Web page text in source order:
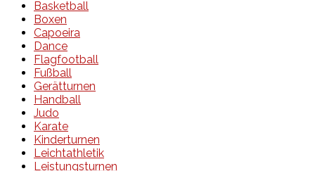
Basketball
Boxen
Capoeira
Dance
Flagfootball
Fußball
Gerätturnen
Handball
Judo
Karate
Kinderturnen
Leichtathletik
Leistungsturnen